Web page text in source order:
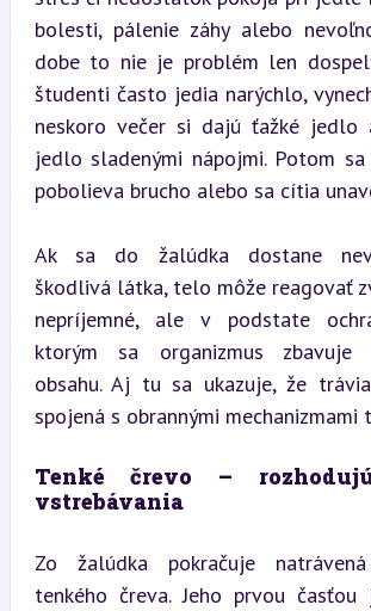
bolesti, pálenie záhy alebo
dobe to nie je problém len
študenti často jedia narýchlo,
neskoro večer si dajú ťažké jedlo
jedlo sladenými nápojmi. Potom
pobolieva brucho alebo sa cítia
Ak sa do žalúdka dostane
škodlivá látka, telo môže reagovať
nepríjemné, ale v podstate
ktorým sa organizmus zbavuje
obsahu. Aj tu sa ukazuje, že
spojená s obrannými mechanizmami
Tenké črevo –
vstrebávania
Zo žalúdka pokračuje
tenkého čreva. Jeho prvou časťou